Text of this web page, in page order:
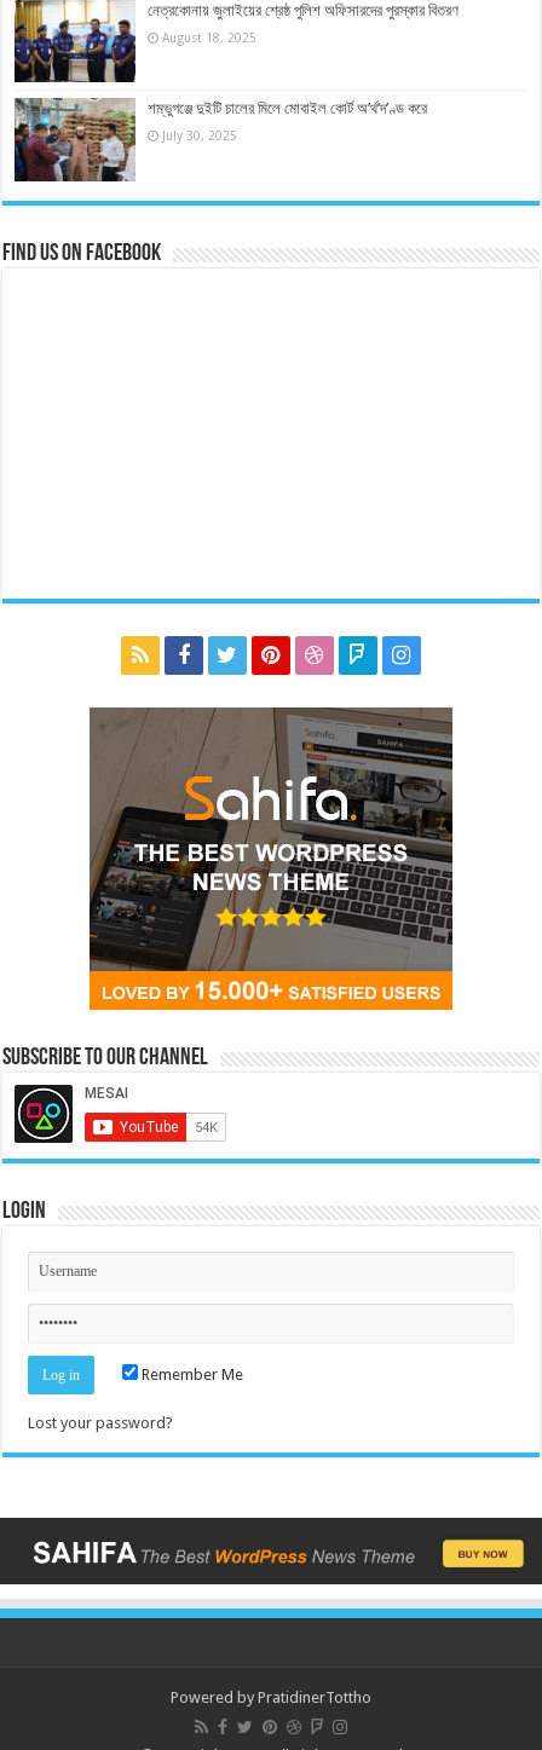
নেত্রকোনায় জুলাইয়ের শ্রেষ্ঠ পুলিশ অফিসারদের পুরস্কার বিতরণ
August 18, 2025
শম্ভুগঞ্জে দুইটি চালের মিলে মোবাইল কোর্ট অ’র্থ’দ’ণ্ড করে
July 30, 2025
Find us on Facebook
Subscribe to our Channel
Login
Remember Me
Lost your password?
Powered by PratidinerTottho